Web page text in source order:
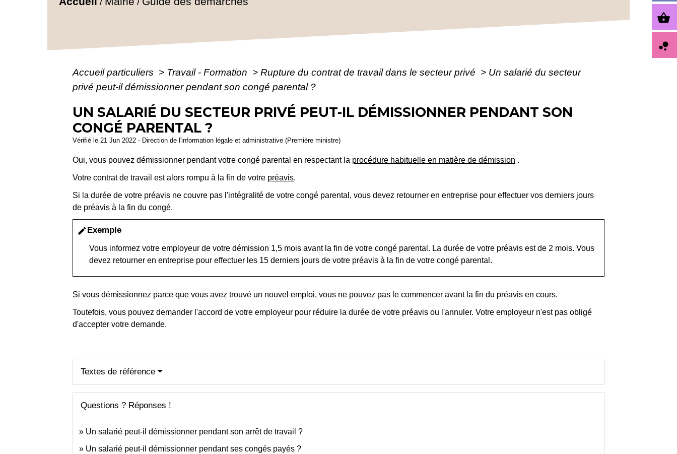
Accueil particuliers > Travail - Formation > Rupture du contrat de travail dans le secteur privé > Un salarié du secteur
privé peut-il démissionner pendant son congé parental ?
UN SALARIÉ DU SECTEUR PRIVÉ PEUT-IL DÉMISSIONNER PENDANT SON
CONGÉ PARENTAL ?
Vérifié le 21 Jun 2022 - Direction de l'information légale et administrative (Première ministre)
Oui, vous pouvez démissionner pendant votre congé parental en respectant la procédure habituelle en matière de démission .
Votre contrat de travail est alors rompu à la fin de votre préavis.
Si la durée de votre préavis ne couvre pas l'intégralité de votre congé parental, vous devez retourner en entreprise pour effectuer vos derniers jours
de préavis à la fin du congé.
edit Exemple
Vous informez votre employeur de votre démission 1,5 mois avant la fin de votre congé parental. La durée de votre préavis est de 2 mois. Vous
devez retourner en entreprise pour effectuer les 15 derniers jours de votre préavis à la fin de votre congé parental.
Si vous démissionnez parce que vous avez trouvé un nouvel emploi, vous ne pouvez pas le commencer avant la fin du préavis en cours.
Toutefois, vous pouvez demander l'accord de votre employeur pour réduire la durée de votre préavis ou l'annuler. Votre employeur n'est pas obligé
d'accepter votre demande.
Textes de référence
Questions ? Réponses !
Un salarié peut-il démissionner pendant son arrêt de travail ?
Un salarié peut-il démissionner pendant ses congés payés ?
shopping_basket
bubble_chart